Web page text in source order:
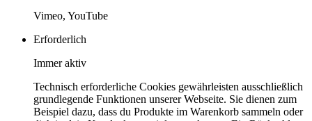
Vimeo, YouTube
Erforderlich
Immer aktiv
Technisch erforderliche Cookies gewährleisten ausschließlich
grundlegende Funktionen unserer Webseite. Sie dienen zum
Beispiel dazu, dass du Produkte im Warenkorb sammeln oder